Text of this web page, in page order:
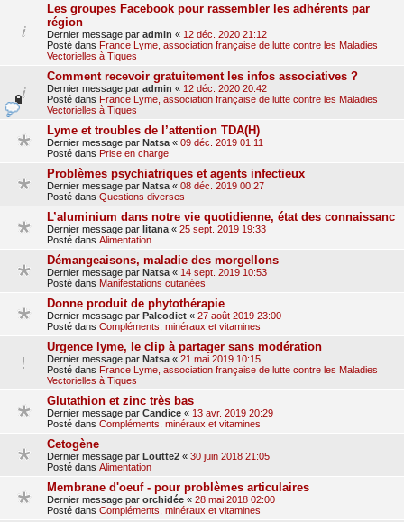
Les groupes Facebook pour rassembler les adhérents par
région
Dernier message par admin « 12 déc. 2020 21:12
Posté dans France Lyme, association française de lutte contre les Maladies
Vectorielles à Tiques
Comment recevoir gratuitement les infos associatives ?
Dernier message par admin « 12 déc. 2020 20:42
Posté dans France Lyme, association française de lutte contre les Maladies
Vectorielles à Tiques
Lyme et troubles de l’attention TDA(H)
Dernier message par Natsa « 09 déc. 2019 01:11
Posté dans Prise en charge
Problèmes psychiatriques et agents infectieux
Dernier message par Natsa « 08 déc. 2019 00:27
Posté dans Questions diverses
L’aluminium dans notre vie quotidienne, état des connaissanc
Dernier message par litana « 25 sept. 2019 19:33
Posté dans Alimentation
Démangeaisons, maladie des morgellons
Dernier message par Natsa « 14 sept. 2019 10:53
Posté dans Manifestations cutanées
Donne produit de phytothérapie
Dernier message par Paleodiet « 27 août 2019 23:00
Posté dans Compléments, minéraux et vitamines
Urgence lyme, le clip à partager sans modération
Dernier message par Natsa « 21 mai 2019 10:15
Posté dans France Lyme, association française de lutte contre les Maladies
Vectorielles à Tiques
Glutathion et zinc très bas
Dernier message par Candice « 13 avr. 2019 20:29
Posté dans Compléments, minéraux et vitamines
Cetogène
Dernier message par Loutte2 « 30 juin 2018 21:05
Posté dans Alimentation
Membrane d'oeuf - pour problèmes articulaires
Dernier message par orchidée « 28 mai 2018 02:00
Posté dans Compléments, minéraux et vitamines